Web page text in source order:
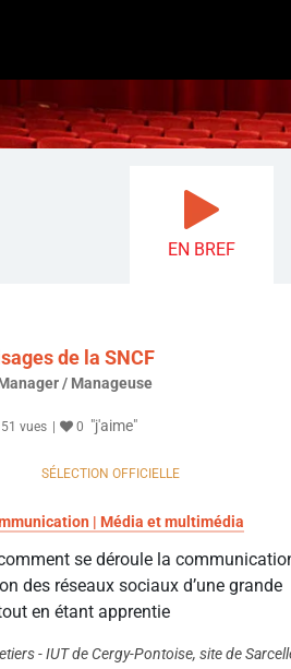
EN BREF
de la SNCF
/ Manageuse
51 vues 0 "j'aime"
SÉLECTION OFFICIELLE
| Média et multimédia
se déroule la
des réseaux sociaux d’une grande
en étant apprentie
- IUT de Cergy-Pontoise, site de